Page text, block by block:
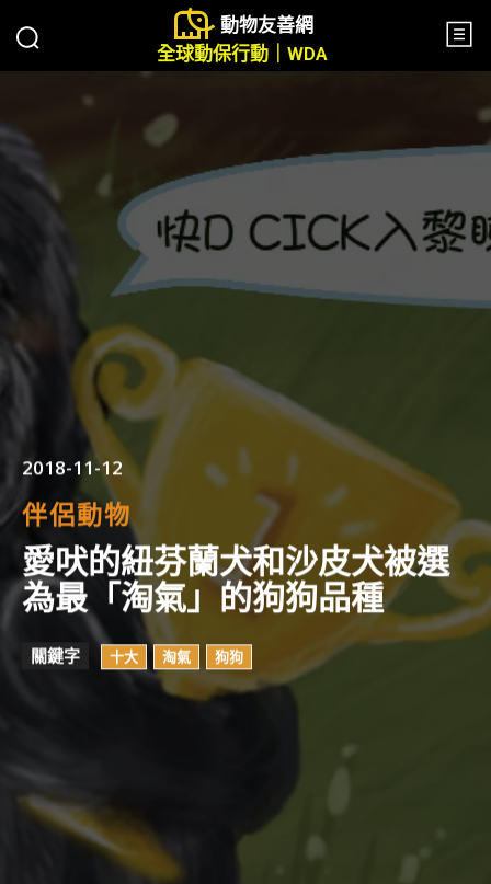
動物友善網
全球動保行動｜WDA
2018-11-12
伴侶動物
愛吠的紐芬蘭犬和沙皮犬被選
為最「淘氣」的狗狗品種
關鍵字 十大 淘氣 狗狗